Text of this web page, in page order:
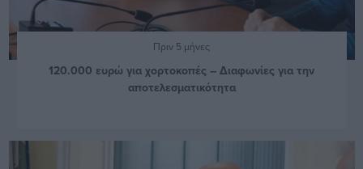
Πριν 5 μήνες
120.000 ευρώ για χορτοκοπές – Διαφωνίες για την
αποτελεσματικότητα